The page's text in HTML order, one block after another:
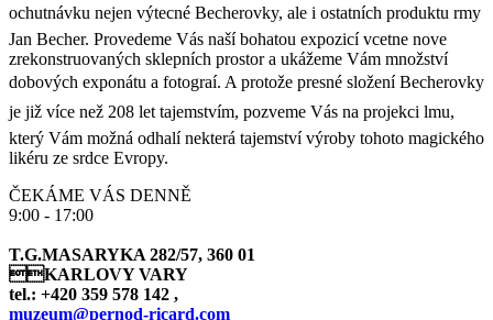
ochutnávku nejen výtecné Becherovky, ale i ostatních produktu rmy
Jan Becher. Provedeme Vás naší bohatou expozicí vcetne nove
zrekonstruovaných sklepních prostor a ukážeme Vám množství
dobových exponátu a fotograí. A protože presné složení Becherovky
je již více než 208 let tajemstvím, pozveme Vás na projekci lmu,
který Vám možná odhalí nekterá tajemství výroby tohoto magického
likéru ze srdce Evropy.
ČEKÁME VÁS DENNĚ
9:00 - 17:00
T.G.MASARYKA 282/57, 360 01
KARLOVY VARY
tel.: +420 359 578 142 ,
muzeum@pernod-ricard.com